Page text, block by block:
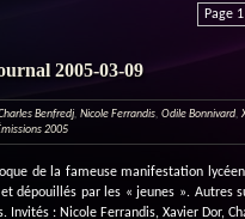
Page
2005-03-09
Benfredj, Nicole Ferrandis, Odile Bonnivard,
2005
de la fameuse manifestation
dépouillés par les « jeunes ». Autres
Invités : Nicole Ferrandis, Xavier Dor,